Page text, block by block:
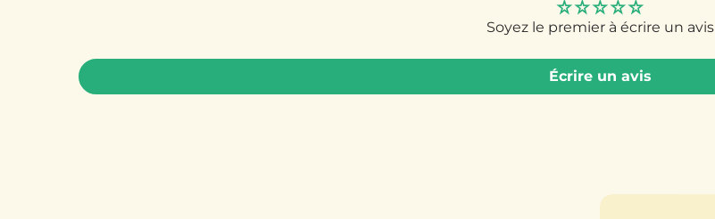
Soyez le premier à écrire un avis
Écrire un avis